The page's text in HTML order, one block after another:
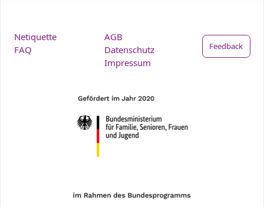
Netiquette
FAQ
AGB
Datenschutz
Impressum
Feedback